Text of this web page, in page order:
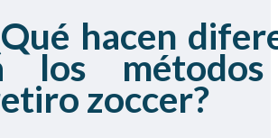
hacen
los
zoccer?